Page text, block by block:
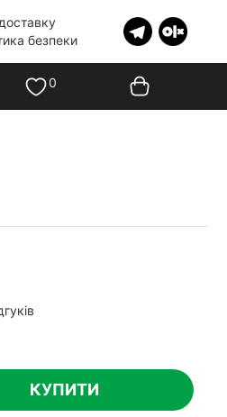
безпеки
0
КУПИТИ